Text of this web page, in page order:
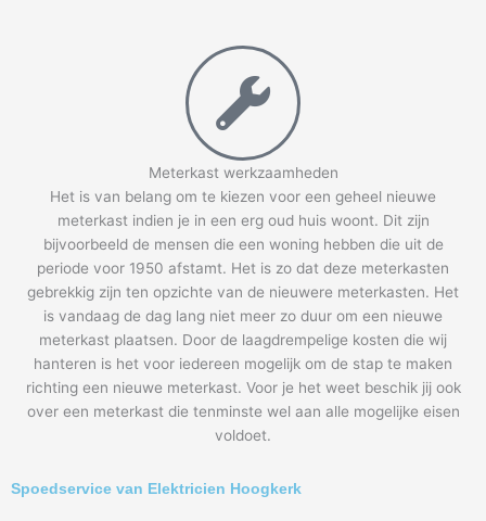
Meterkast werkzaamheden
Het is van belang om te kiezen voor een geheel nieuwe
meterkast indien je in een erg oud huis woont. Dit zijn
bijvoorbeeld de mensen die een woning hebben die uit de
periode voor 1950 afstamt. Het is zo dat deze meterkasten
gebrekkig zijn ten opzichte van de nieuwere meterkasten. Het
is vandaag de dag lang niet meer zo duur om een nieuwe
meterkast plaatsen. Door de laagdrempelige kosten die wij
hanteren is het voor iedereen mogelijk om de stap te maken
richting een nieuwe meterkast. Voor je het weet beschik jij ook
over een meterkast die tenminste wel aan alle mogelijke eisen
voldoet.
Spoedservice van Elektricien Hoogkerk